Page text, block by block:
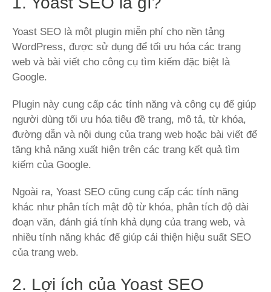
Yoast SEO là một plugin miễn phí cho nền tảng
WordPress, được sử dụng để tối ưu hóa các trang
web và bài viết cho công cụ tìm kiếm đặc biệt là
Google.
Plugin này cung cấp các tính năng và công cụ để giúp
người dùng tối ưu hóa tiêu đề trang, mô tả, từ khóa,
đường dẫn và nội dung của trang web hoặc bài viết để
tăng khả năng xuất hiện trên các trang kết quả tìm
kiếm của Google.
Ngoài ra, Yoast SEO cũng cung cấp các tính năng
khác như phân tích mật độ từ khóa, phân tích độ dài
đoạn văn, đánh giá tính khả dụng của trang web, và
nhiều tính năng khác để giúp cải thiện hiệu suất SEO
của trang web.
2. Lợi ích của Yoast SEO